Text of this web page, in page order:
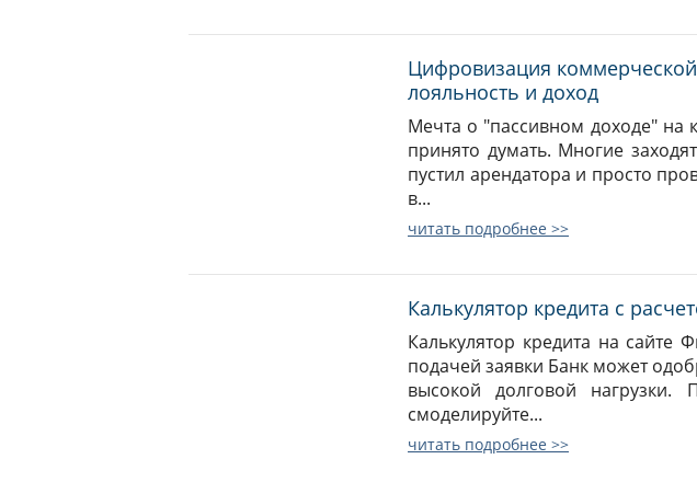
Цифровизация
лояльность и доход
Мечта о "пассивном доходе" на
принято думать. Многие
пустил арендатора и просто
в...
читать подробнее >>
Калькулятор кредита с
Калькулятор кредита на
подачей заявки Банк может
высокой долговой
смоделируйте...
читать подробнее >>